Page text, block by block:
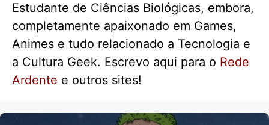
Estudante de Ciências Biológicas, embora,
completamente apaixonado em Games,
Animes e tudo relacionado a Tecnologia e
a Cultura Geek. Escrevo aqui para o Rede
Ardente e outros sites!